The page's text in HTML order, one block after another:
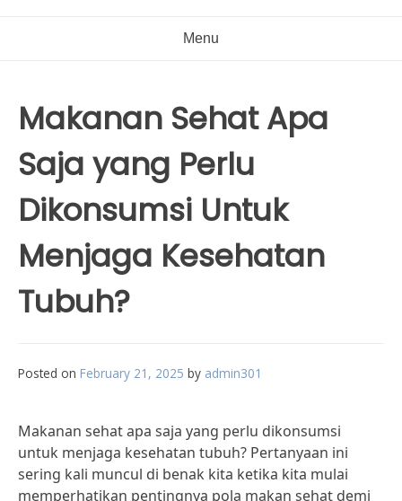
Menu
Makanan Sehat Apa
Saja yang Perlu
Dikonsumsi Untuk
Menjaga Kesehatan
Tubuh?
Posted on February 21, 2025 by admin301
Makanan sehat apa saja yang perlu dikonsumsi
untuk menjaga kesehatan tubuh? Pertanyaan ini
sering kali muncul di benak kita ketika kita mulai
memperhatikan pentingnya pola makan sehat demi